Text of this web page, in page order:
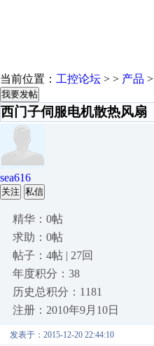
当前位置： 工控论坛 > > 产品 >
我要发帖
西门子伺服电机散热风扇
sea616
关注 私信
精华：0帖
求助：0帖
帖子：4帖 | 27回
年度积分：38
历史总积分：1181
注册：2010年9月10日
发表于：2015-12-20 22:44:10